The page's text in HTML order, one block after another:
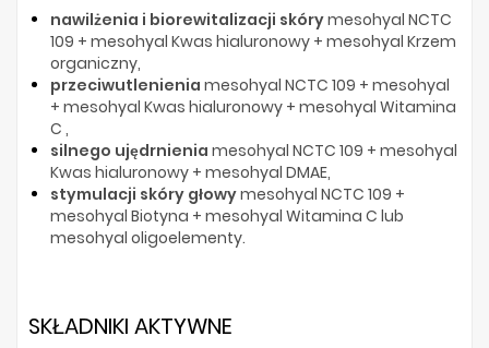
nawilżenia i biorewitalizacji skórymesohyal NCTC
109 + mesohyal Kwas hialuronowy + mesohyal Krzem
organiczny,
przeciwutlenienia mesohyal NCTC 109 + mesohyal
+ mesohyal Kwas hialuronowy + mesohyal Witamina
C ,
silnego ujędrnienia mesohyal NCTC 109 + mesohyal
Kwas hialuronowy + mesohyal DMAE,
stymulacji skóry głowymesohyal NCTC 109 +
mesohyal Biotyna + mesohyal Witamina C lub
mesohyal oligoelementy.
SKŁADNIKI AKTYWNE